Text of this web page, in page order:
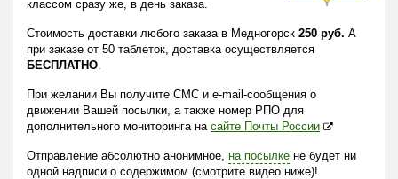
классом сразу же, в день заказа.
Стоимость доставки любого заказа в Медногорск 250 руб. А
при заказе от 50 таблеток, доставка осуществляется
БЕСПЛАТНО.
При желании Вы получите СМС и e-mail-сообщения о
движении Вашей посылки, а также номер РПО для
дополнительного мониторинга на сайте Почты России
Отправление абсолютно анонимное, на посылке не будет ни
одной надписи о содержимом (смотрите видео ниже)!